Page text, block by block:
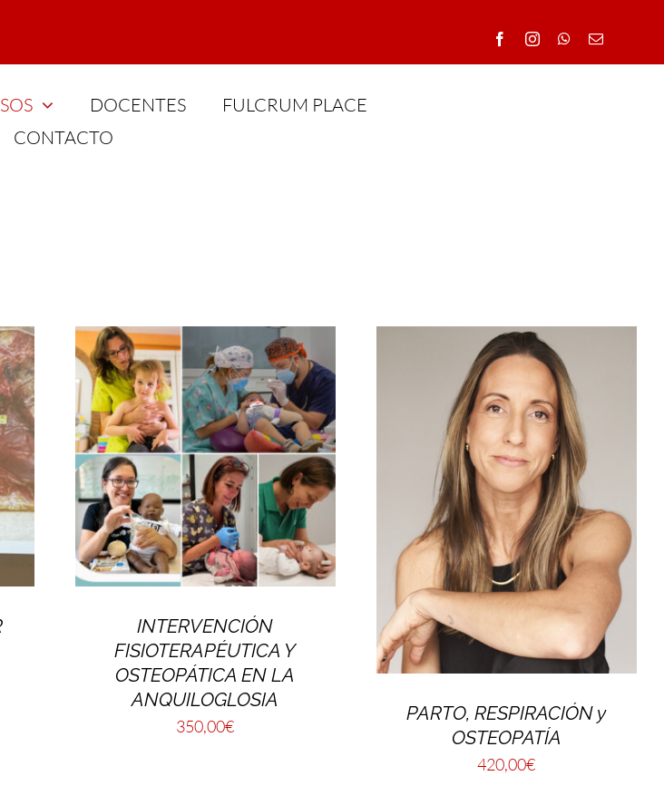
DOCENTES
FULCRUM PLACE
CONTACTO
INTERVENCIÓN
FISIOTERAPÉUTICA Y
OSTEOPÁTICA EN LA
ANQUILOGLOSIA
350,00€
PARTO, RESPIRACIÓN y
OSTEOPATÍA
420,00€